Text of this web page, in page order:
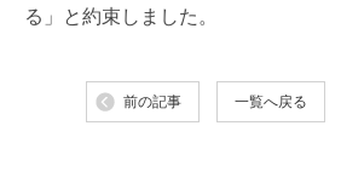
る」と約束しました。
前の記事 一覧へ戻る